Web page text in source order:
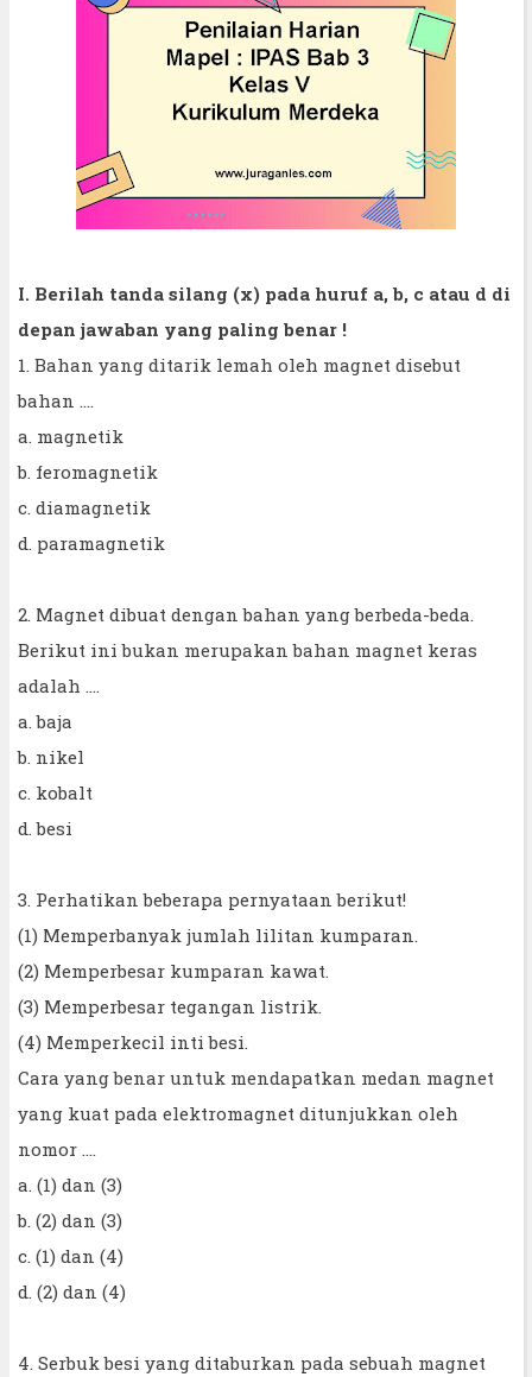
I. Berilah tanda silang (x) pada huruf a, b, c atau d di
depan jawaban yang paling benar !
1. Bahan yang ditarik lemah oleh magnet disebut
bahan ....
a. magnetik
b. feromagnetik
c. diamagnetik
d. paramagnetik
2. Magnet dibuat dengan bahan yang berbeda-beda.
Berikut ini bukan merupakan bahan magnet keras
adalah ....
a. baja
b. nikel
c. kobalt
d. besi
3. Perhatikan beberapa pernyataan berikut!
(1) Memperbanyak jumlah lilitan kumparan.
(2) Memperbesar kumparan kawat.
(3) Memperbesar tegangan listrik.
(4) Memperkecil inti besi.
Cara yang benar untuk mendapatkan medan magnet
yang kuat pada elektromagnet ditunjukkan oleh
nomor ....
a. (1) dan (3)
b. (2) dan (3)
c. (1) dan (4)
d. (2) dan (4)
4. Serbuk besi yang ditaburkan pada sebuah magnet